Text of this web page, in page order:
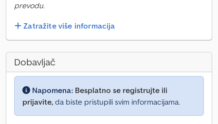
prevodu.
Zatražite više informacija
Dobavljač
Napomena: Besplatno se registrujte ili
prijavite, da biste pristupili svim informacijama.